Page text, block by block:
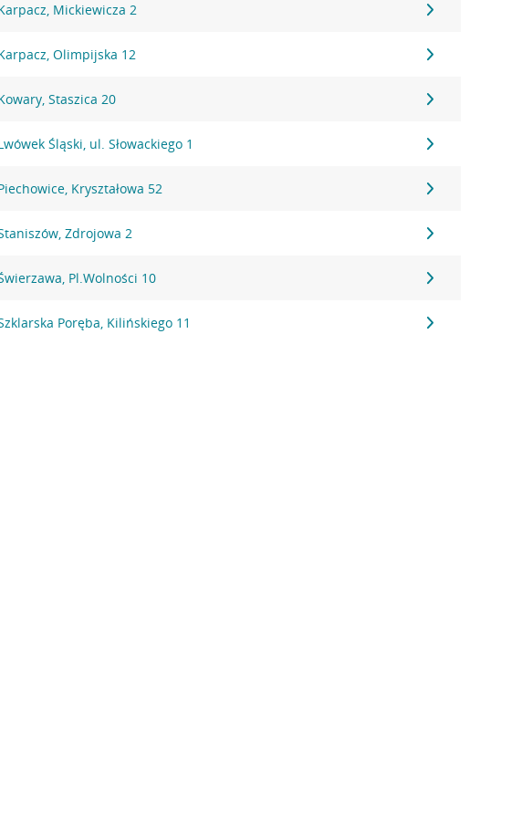
Mickiewicza 2
Olimpijska 12
Staszica 20
Śląski, ul. Słowackiego 1
Kryształowa 52
Zdrojowa 2
Pl.Wolności 10
Poręba, Kilińskiego 11